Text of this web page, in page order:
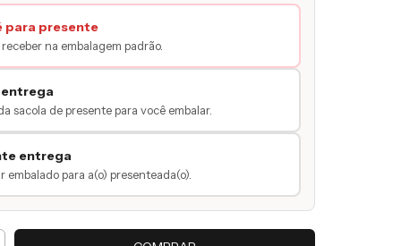
para presente
na embalagem padrão.
sacola de presente para você embalar.
entrega
embalado para a(o) presenteada(o).